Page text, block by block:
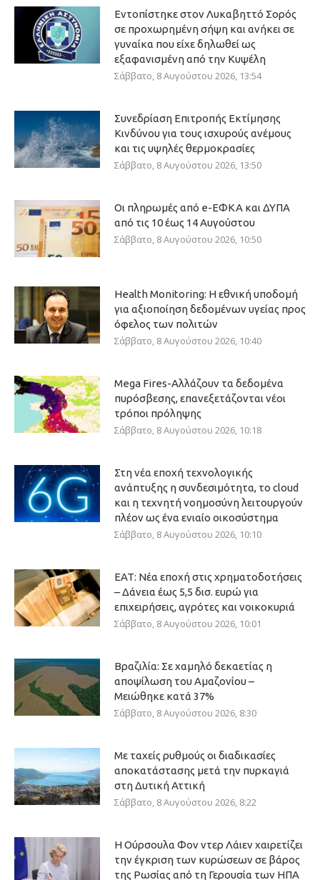
Εντοπίστηκε στον Λυκαβηττό Σορός
σε προχωρημένη σήψη και ανήκει σε
γυναίκα που είχε δηλωθεί ως
εξαφανισμένη από την Κυψέλη
Σάββατο, 8 Αυγούστου 2026, 13:54
Συνεδρίαση Επιτροπής Εκτίμησης
Κινδύνου για τους ισχυρούς ανέμους
και τις υψηλές θερμοκρασίες
Σάββατο, 8 Αυγούστου 2026, 13:50
Οι πληρωμές από e-ΕΦΚΑ και ΔΥΠΑ
από τις 10 έως 14 Αυγούστου
Σάββατο, 8 Αυγούστου 2026, 10:50
Health Monitoring: Η εθνική υποδομή
για αξιοποίηση δεδομένων υγείας προς
όφελος των πολιτών
Σάββατο, 8 Αυγούστου 2026, 10:40
Mega Fires-Αλλάζουν τα δεδομένα
πυρόσβεσης, επανεξετάζονται νέοι
τρόποι πρόληψης
Σάββατο, 8 Αυγούστου 2026, 10:18
Στη νέα εποχή τεχνολογικής
ανάπτυξης η συνδεσιμότητα, το cloud
και η τεχνητή νοημοσύνη λειτουργούν
πλέον ως ένα ενιαίο οικοσύστημα
Σάββατο, 8 Αυγούστου 2026, 10:10
ΕΑΤ: Νέα εποχή στις χρηματοδοτήσεις
– Δάνεια έως 5,5 δισ. ευρώ για
επιχειρήσεις, αγρότες και νοικοκυριά
Σάββατο, 8 Αυγούστου 2026, 10:01
Βραζιλία: Σε χαμηλό δεκαετίας η
αποψίλωση του Αμαζονίου –
Μειώθηκε κατά 37%
Σάββατο, 8 Αυγούστου 2026, 8:30
Με ταχείς ρυθμούς οι διαδικασίες
αποκατάστασης μετά την πυρκαγιά
στη Δυτική Αττική
Σάββατο, 8 Αυγούστου 2026, 8:22
Η Ούρσουλα Φον ντερ Λάιεν χαιρετίζει
την έγκριση των κυρώσεων σε βάρος
της Ρωσίας από τη Γερουσία των ΗΠΑ